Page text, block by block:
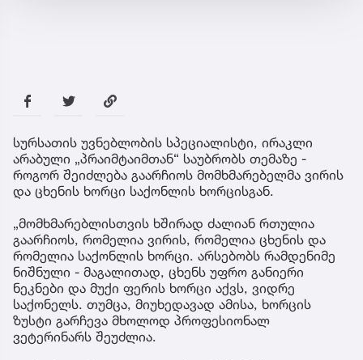
სურსათის უვნებლობის სპეციალისტი, ირაკლი
არაბული „პრაიმტაიმთან“ საუბრობს თემაზე -
როგორ შეიძლება გაარჩიოს მომხმარებელმა ვირის
და ცხენის ხორცი საქონლის ხორცისგან.
„მომხმარებლისთვის ხშირად ძალიან რთულია
გაარჩიოს, რომელია ვირის, რომელია ცხენის და
რომელია საქონლის ხორცი. არსებობს რამდენიმე
ნიშნული - მაგალითად, ცხენს უფრო განიერი
ნეკნები და მუქი ფერის ხორცი აქვს, ვიდრე
საქონელს. თუმცა, მიუხედავად ამისა, ხორცის
ზუსტი გარჩევა მხოლოდ პროფესიონალ
ვეტერინარს შეუძლია.